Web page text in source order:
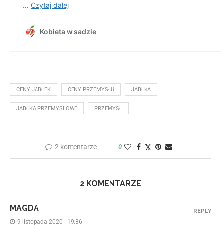
CENY JABŁEK CENY PRZEMYSŁU JABŁKA
JABŁKA PRZEMYSŁOWE PRZEMYSŁ
2 komentarze 0
2 KOMENTARZE
MAGDA
9 listopada 2020 - 19:36
REPLY